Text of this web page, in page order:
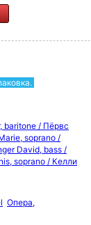
baritone / Пёрвс
soprano /
David, bass /
soprano / Келли
Опера,